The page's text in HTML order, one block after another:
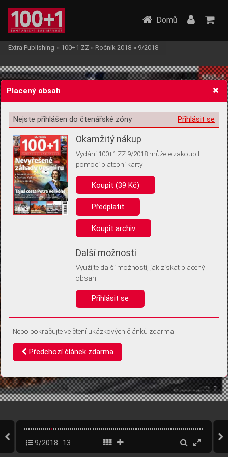
Žádost o souhlas s ukládáním volitelných informací
Pro základní fungování webu nepotřebujeme ukládat žádné informace
(tzv. cookies apod.). Rádi bychom vás ale požádali o souhlas s
uložením volitelných informací:
Anonymní unikátní ID
Díky němu příště poznáme, že se jedná o stejné zařízení, a
Identifikátor je zcela anonymní.
Vaše souhlasy a odmítnutí si ukládáme do vašeho zařízení, abychom se
vás už příště znovu neptali. Můžete je kdykoli později upravit ve Správě
Domů
Extra Publishing » 100+1 ZZ » Ročník 2018 » 9/2018
9/2018 13
Placený obsah
Přihlásit se
Nejste přihlášen do čtenářské zóny
Okamžitý nákup
Vydání 100+1 ZZ 9/2018 můžete zakoupit
pomocí platební karty
Koupit (39 Kč)
Předplatit
Koupit archiv
Další možnosti
Využijte další možnosti, jak získat placený
obsah
Přihlásit se
Nebo pokračujte ve čtení ukázkových článků zdarma
Předchozí článek zdarma